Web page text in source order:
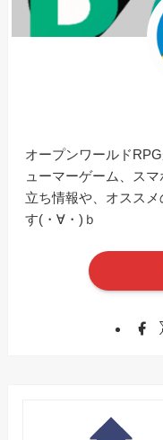
オープンワールド
ューマーゲーム、ス
立ち情報や、オスス
す(・∀・)ｂ